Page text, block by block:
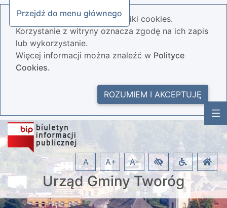
Przejdź do menu głównego
Nasza strona wykorzystuje pliki cookies.
Korzystanie z witryny oznacza zgodę na ich zapis
lub wykorzystanie.
Więcej informacji można znaleźć w Polityce
Cookies.
ROZUMIEM I AKCEPTUJĘ
Urząd Gminy Tworóg
A A+ A-